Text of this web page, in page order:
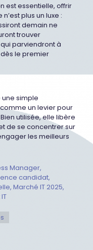
est essentielle, offrir
plus un luxe :
demain ne
trouver
parviendront à
le premier
une simple
un levier pour
Bien utilisée, elle libère
de se concentrer sur
les meilleurs
Manager
candidat
Marché IT 2025